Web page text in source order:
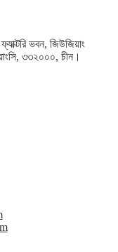
ভবন, জিউজিয়াং
৩৩২০০০, চীন।